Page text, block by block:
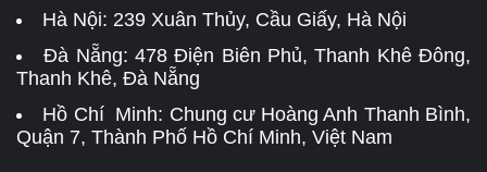
Hà Nội: 239 Xuân Thủy, Cầu Giấy, Hà Nội
Đà Nẵng:478 Điện Biên Phủ, Thanh Khê Đông,
Thanh Khê, Đà Nẵng
Hồ Chí Minh: Chung cư Hoàng Anh Thanh Bình,
Quận 7, Thành Phố Hồ Chí Minh, Việt Nam